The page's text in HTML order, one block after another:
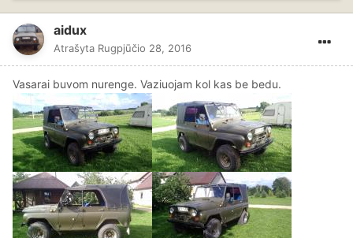
aidux
Atrašyta Rugpjūčio 28, 2016
Vasarai buvom nurenge. Vaziuojam kol kas be bedu.